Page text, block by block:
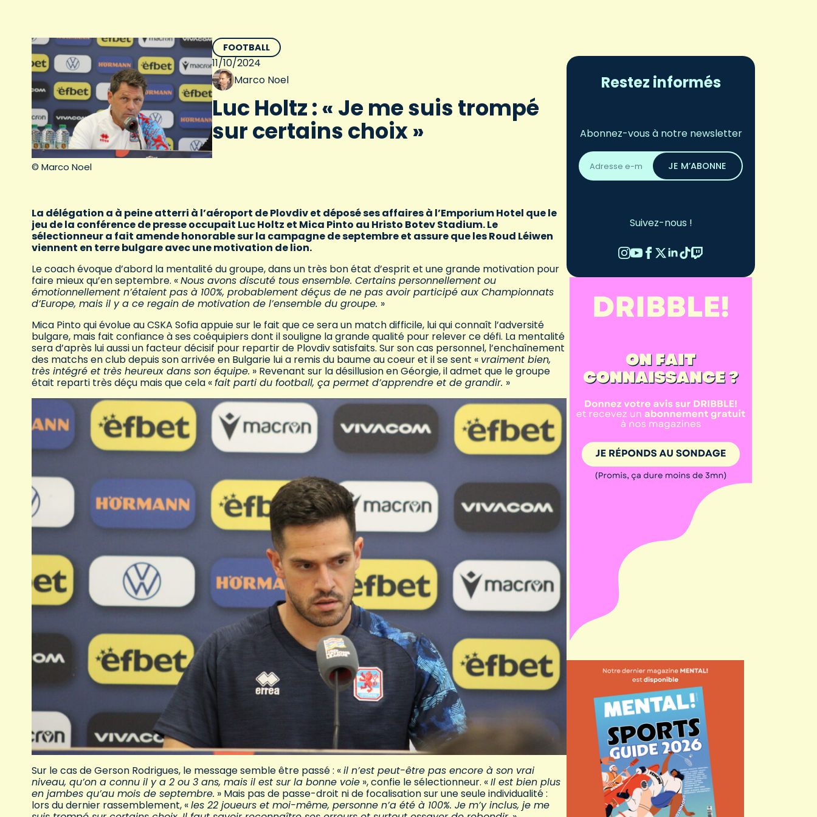
© Marco Noel
FOOTBALL
11/10/2024
Marco Noel
Luc Holtz : « Je me suis trompé
sur certains choix »
La délégation a à peine atterri à l’aéroport de Plovdiv et déposé ses affaires à l’Emporium Hotel que le
jeu de la conférence de presse occupait Luc Holtz et Mica Pinto au Hristo Botev Stadium. Le
sélectionneur a fait amende honorable sur la campagne de septembre et assure que les Roud Léiwen
viennent en terre bulgare avec une motivation de lion.
Le coach évoque d’abord la mentalité du groupe, dans un très bon état d’esprit et une grande motivation pour
faire mieux qu’en septembre. «Nous avons discuté tous ensemble. Certains personnellement ou
émotionnellement n’étaient pas à 100%, probablement déçus de ne pas avoir participé aux Championnats
d’Europe, mais il y a ce regain de motivation de l’ensemble du groupe. »
Mica Pinto qui évolue au CSKA Sofia appuie sur le fait que ce sera un match difficile, lui qui connaît l’adversité
bulgare, mais fait confiance à ses coéquipiers dont il souligne la grande qualité pour relever ce défi. La mentalité
sera d’après lui aussi un facteur décisif pour repartir de Plovdiv satisfaits. Sur son cas personnel, l’enchaînement
des matchs en club depuis son arrivée en Bulgarie lui a remis du baume au coeur et il se sent « vraiment bien,
très intégré et très heureux dans son équipe. » Revenant sur la désillusion en Géorgie, il admet que le groupe
était reparti très déçu mais que cela «fait parti du football, ça permet d’apprendre et de grandir. »
Sur le cas de Gerson Rodrigues, le message semble être passé : «il n’est peut-être pas encore à son vrai
niveau, qu’on a connu il y a 2 ou 3 ans, mais il est sur la bonne voie », confie le sélectionneur. «Il est bien plus
en jambes qu’au mois de septembre. » Mais pas de passe-droit ni de focalisation sur une seule individualité :
lors du dernier rassemblement, «les 22 joueurs et moi-même, personne n’a été à 100%. Je m’y inclus, je me
Restez informés
Abonnez-vous à notre newsletter
Adresse
email
*
JE M’ABONNE
Suivez-nous !